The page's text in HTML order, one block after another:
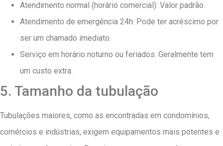
Atendimento normal (horário comercial): Valor padrão.
Atendimento de emergência 24h: Pode ter acréscimo por
ser um chamado imediato.
Serviço em horário noturno ou feriados: Geralmente tem
um custo extra.
5. Tamanho da tubulação
Tubulações maiores, como as encontradas em condomínios,
comércios e indústrias, exigem equipamentos mais potentes e